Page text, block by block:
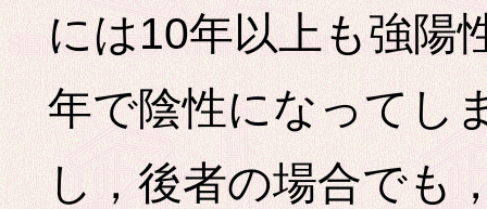
には10年以上も強陽
年で陰性になってし
し，後者の場合でも